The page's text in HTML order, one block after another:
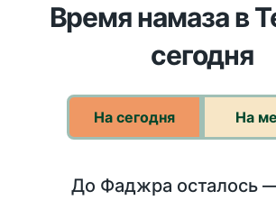
Время намаза в
сегодня
На сегодня На
До Фаджра осталось